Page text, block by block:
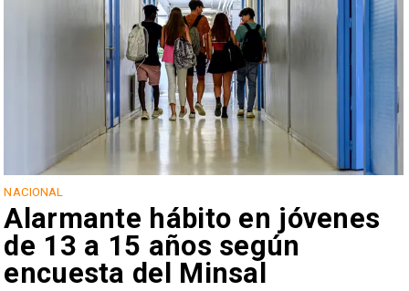
NACIONAL
Alarmante hábito en jóvenes
de 13 a 15 años según
encuesta del Minsal